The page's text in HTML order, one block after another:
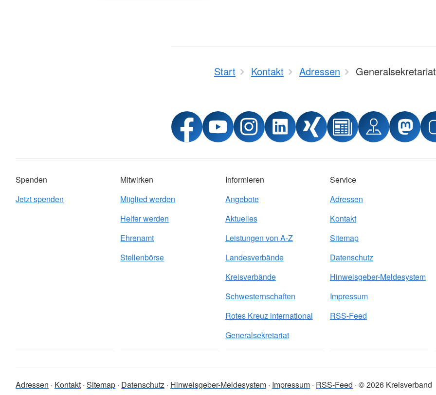
Start Kontakt Adressen Generalsekretariat
Spenden
Jetzt spenden
Mitwirken
Mitglied werden
Helfer werden
Ehrenamt
Stellenbörse
Informieren
Angebote
Aktuelles
Leistungen von A-Z
Landesverbände
Kreisverbände
Schwesternschaften
Rotes Kreuz international
Generalsekretariat
Service
Adressen
Kontakt
Sitemap
Datenschutz
Hinweisgeber-Meldesystem
Impressum
RSS-Feed
Adressen Kontakt Sitemap Datenschutz Hinweisgeber-Meldesystem Impressum RSS-Feed © 2026 Kreisverband